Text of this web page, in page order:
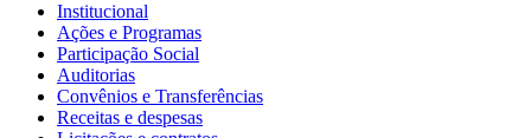
Institucional
Ações e Programas
Participação Social
Auditorias
Convênios e Transferências
Receitas e despesas